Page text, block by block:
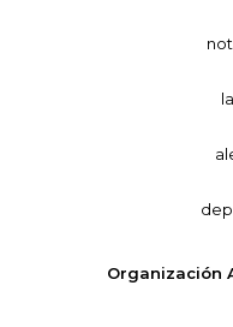
Organización